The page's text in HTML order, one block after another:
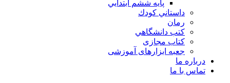
پايه ششم ابتدايي
داستاني كودك
رمان
كتب دانشگاهي
کتاب مجازی
جعبه ابزارهای آموزشی
درباره ما
تماس با ما